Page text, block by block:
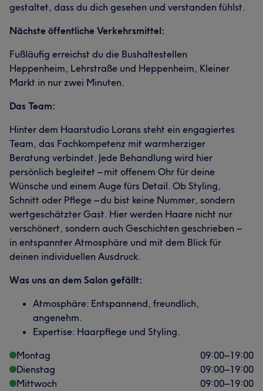
gestaltet, dass du dich gesehen und verstanden fühlst.
Nächste öffentliche Verkehrsmittel:
Fußläufig erreichst du die Bushaltestellen
Heppenheim, Lehrstraße und Heppenheim, Kleiner
Markt in nur zwei Minuten.
Das Team:
Hinter dem Haarstudio Lorans steht ein engagiertes
Team, das Fachkompetenz mit warmherziger
Beratung verbindet. Jede Behandlung wird hier
persönlich begleitet – mit offenem Ohr für deine
Wünsche und einem Auge fürs Detail. Ob Styling,
Schnitt oder Pflege – du bist keine Nummer, sondern
wertgeschätzter Gast. Hier werden Haare nicht nur
verschönert, sondern auch Geschichten geschrieben –
in entspannter Atmosphäre und mit dem Blick für
deinen individuellen Ausdruck.
Was uns an dem Salon gefällt:
Atmosphäre: Entspannend, freundlich,
angenehm.
Expertise: Haarpflege und Styling.
Montag
09:00–19:00
Dienstag
09:00–19:00
Mittwoch
09:00–19:00